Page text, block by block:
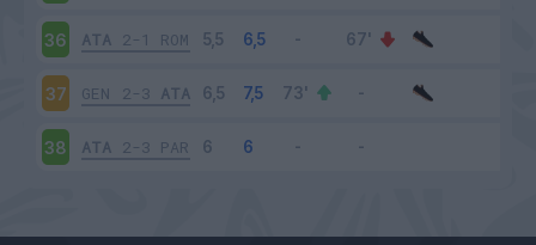
36 ATA 2-1 ROM
37 GEN 2-3 ATA
38 ATA 2-3 PAR